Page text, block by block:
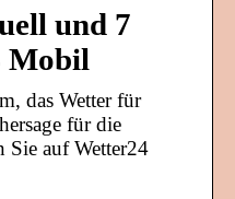
und 7
Mobil
das Wetter für
für die
Sie auf Wetter24